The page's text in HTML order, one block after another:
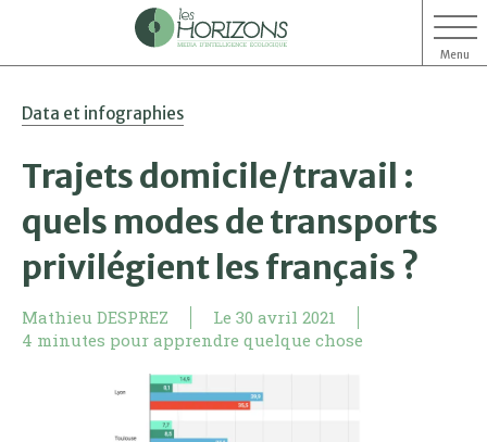
Menu
Data et infographies
Trajets domicile/travail :
quels modes de transports
privilégient les français ?
Mathieu DESPREZ Le 30 avril 2021
4 minutes pour apprendre quelque chose